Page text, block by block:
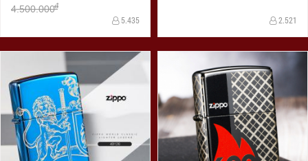
4.500.000đ
5.435 2.521